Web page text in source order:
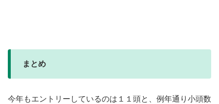
まとめ
今年もエントリーしているのは１１頭と、例年通り小頭数